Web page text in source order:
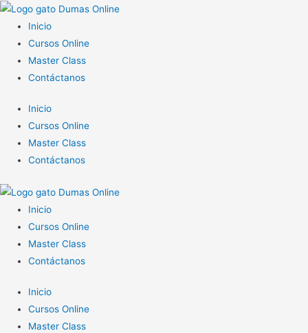
Inicio
Cursos Online
Master Class
Contáctanos
Inicio
Cursos Online
Master Class
Contáctanos
Inicio
Cursos Online
Master Class
Contáctanos
Inicio
Cursos Online
Master Class